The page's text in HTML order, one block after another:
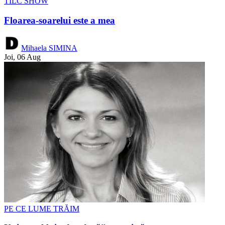
Floarea-soarelui este a mea
Mihaela SIMINA
Joi, 06 Aug
PE CE LUME TRĂIM